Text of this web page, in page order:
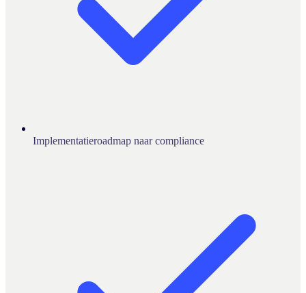
Implementatieroadmap naar compliance